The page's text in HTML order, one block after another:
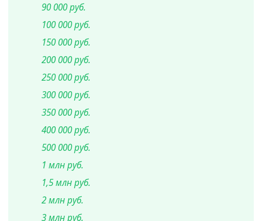
90 000 руб.
100 000 руб.
150 000 руб.
200 000 руб.
250 000 руб.
300 000 руб.
350 000 руб.
400 000 руб.
500 000 руб.
1 млн руб.
1,5 млн руб.
2 млн руб.
3 млн руб.